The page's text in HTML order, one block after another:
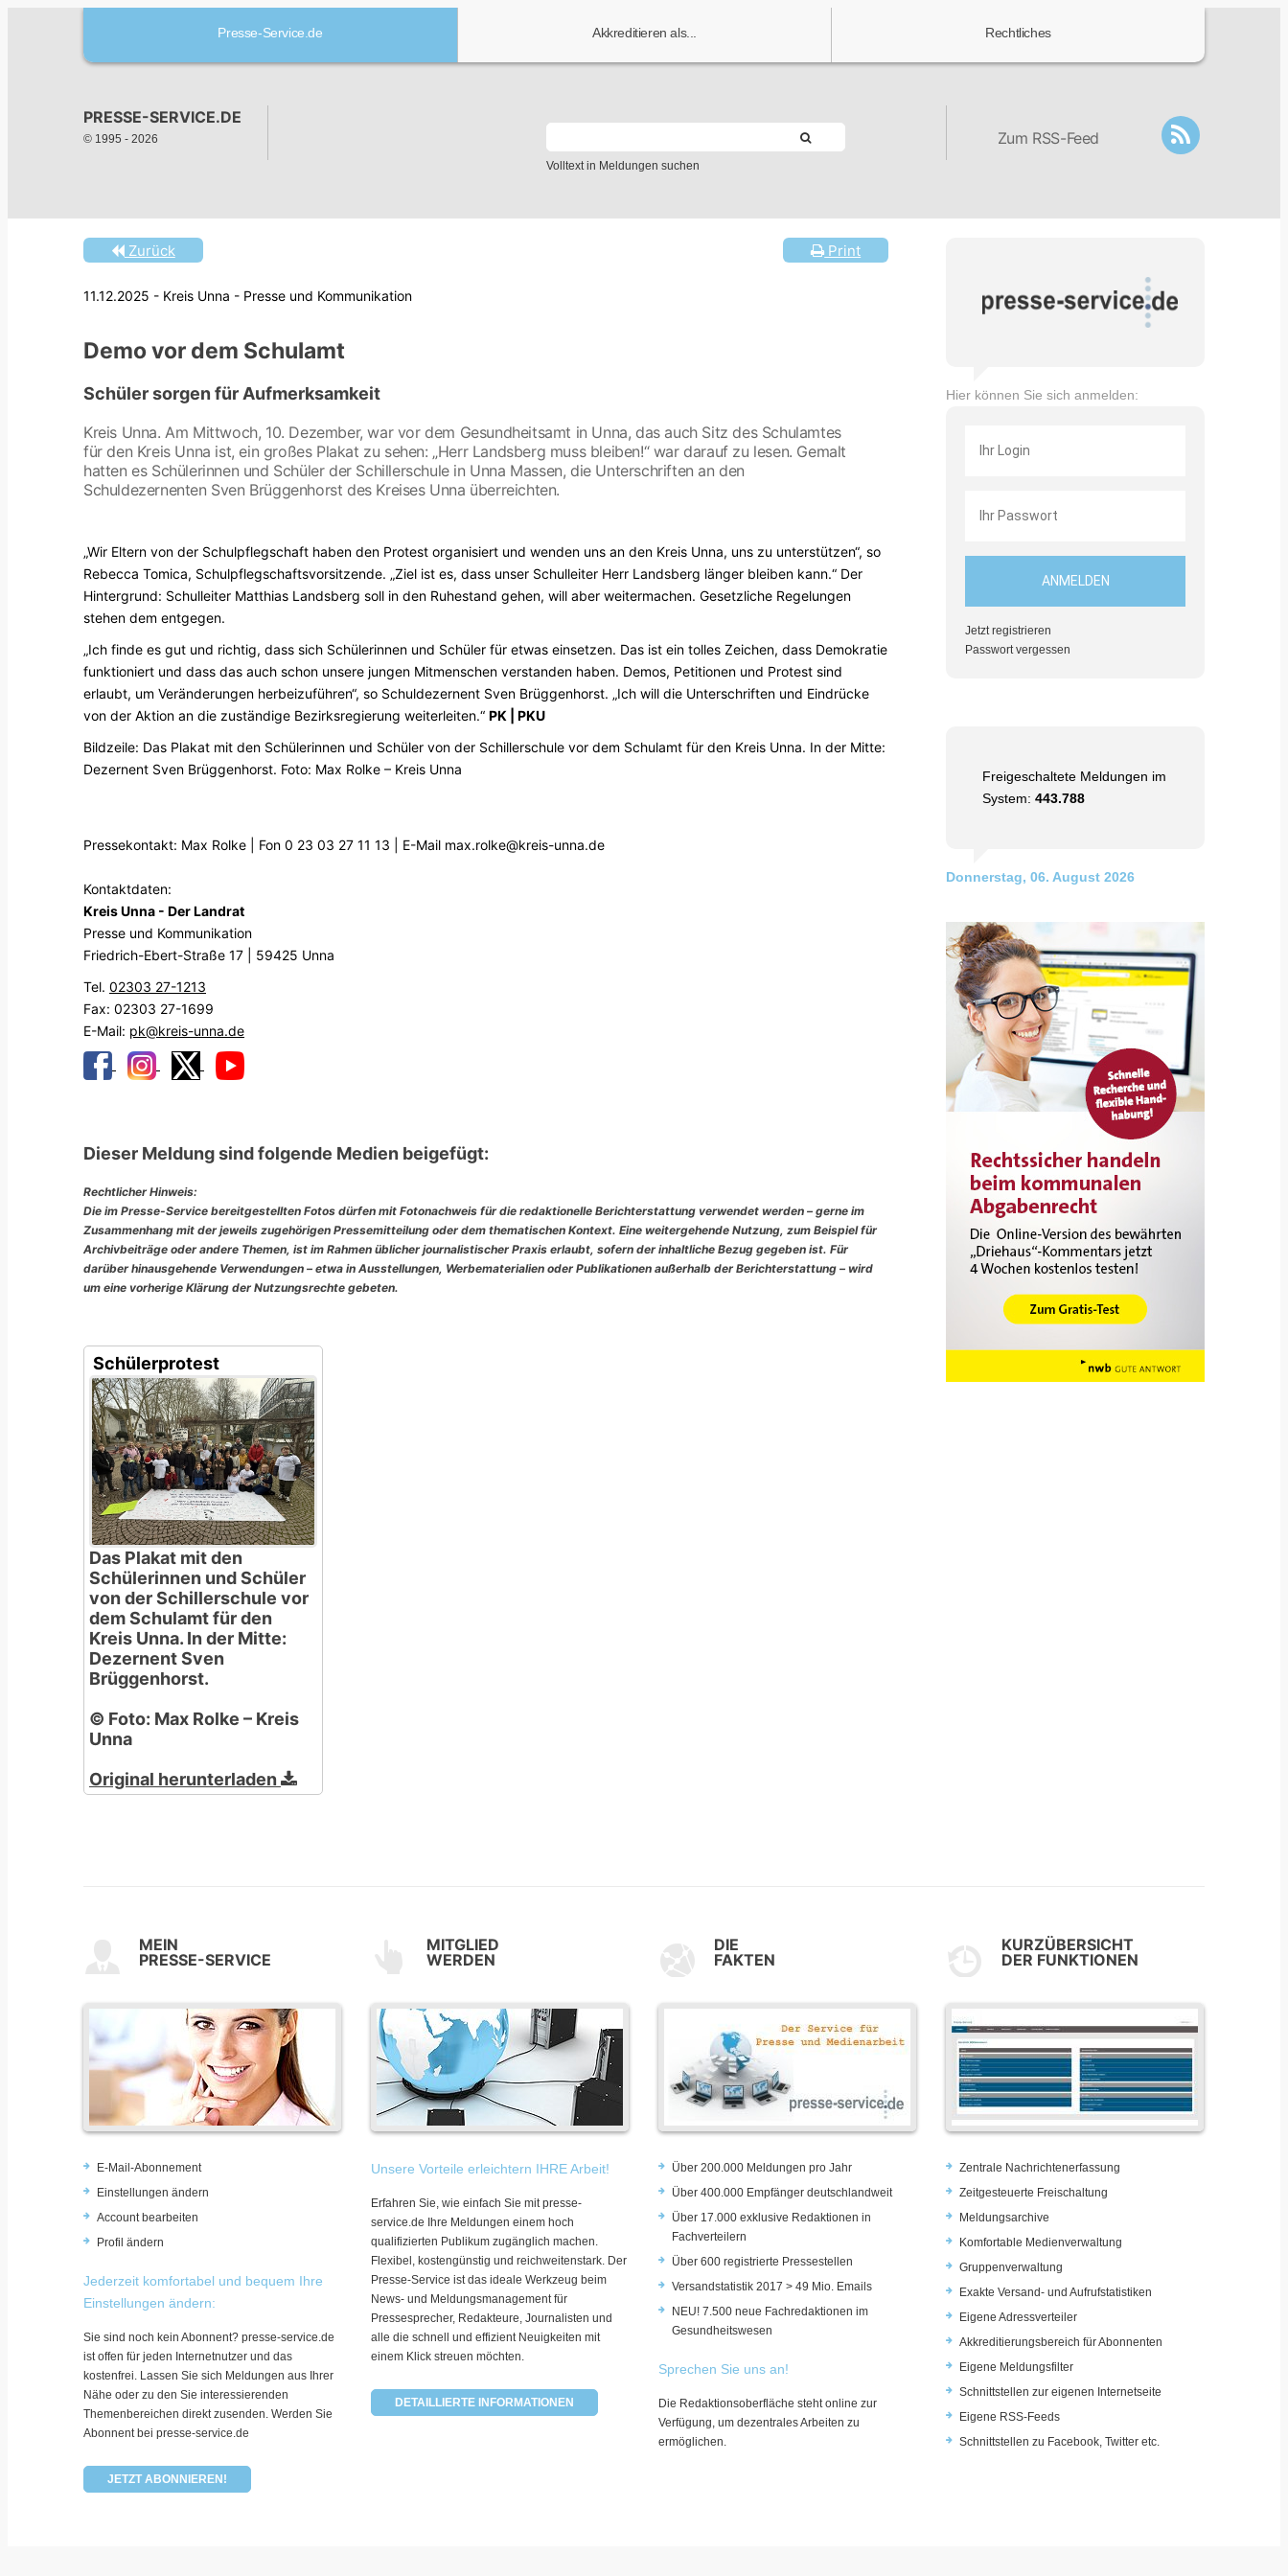
Presse-Service.de Akkreditieren als... Rechtliches
PRESSE-SERVICE.DE
© 1995 - 2026
Volltext in Meldungen suchen
Zum RSS-Feed
Print
Zurück
11.12.2025 - Kreis Unna - Presse und Kommunikation
Demo vor dem Schulamt
Schüler sorgen für Aufmerksamkeit
Kreis Unna. Am Mittwoch, 10. Dezember, war vor dem Gesundheitsamt in Unna, das auch Sitz des Schulamtes
für den Kreis Unna ist, ein großes Plakat zu sehen: „Herr Landsberg muss bleiben!“ war darauf zu lesen. Gemalt
hatten es Schülerinnen und Schüler der Schillerschule in Unna Massen, die Unterschriften an den
Schuldezernenten Sven Brüggenhorst des Kreises Unna überreichten.
„Wir Eltern von der Schulpflegschaft haben den Protest organisiert und wenden uns an den Kreis Unna, uns zu unterstützen“, so
Rebecca Tomica, Schulpflegschaftsvorsitzende. „Ziel ist es, dass unser Schulleiter Herr Landsberg länger bleiben kann.“ Der
Hintergrund: Schulleiter Matthias Landsberg soll in den Ruhestand gehen, will aber weitermachen. Gesetzliche Regelungen
stehen dem entgegen.
„Ich finde es gut und richtig, dass sich Schülerinnen und Schüler für etwas einsetzen. Das ist ein tolles Zeichen, dass Demokratie
funktioniert und dass das auch schon unsere jungen Mitmenschen verstanden haben. Demos, Petitionen und Protest sind
erlaubt, um Veränderungen herbeizuführen“, so Schuldezernent Sven Brüggenhorst. „Ich will die Unterschriften und Eindrücke
von der Aktion an die zuständige Bezirksregierung weiterleiten.“ PK | PKU
Bildzeile: Das Plakat mit den Schülerinnen und Schüler von der Schillerschule vor dem Schulamt für den Kreis Unna. In der Mitte:
Dezernent Sven Brüggenhorst. Foto: Max Rolke – Kreis Unna
Pressekontakt: Max Rolke | Fon 0 23 03 27 11 13 | E-Mail max.rolke@kreis-unna.de
Kontaktdaten:
Kreis Unna - Der Landrat
Presse und Kommunikation
Friedrich-Ebert-Straße 17 | 59425 Unna
Tel. 02303 27-1213
Fax: 02303 27-1699
E-Mail: pk@kreis-unna.de
Dieser Meldung sind folgende Medien beigefügt:
Rechtlicher Hinweis:
Die im Presse-Service bereitgestellten Fotos dürfen mit Fotonachweis für die redaktionelle Berichterstattung verwendet werden – gerne im
Zusammenhang mit der jeweils zugehörigen Pressemitteilung oder dem thematischen Kontext. Eine weitergehende Nutzung, zum Beispiel für
Archivbeiträge oder andere Themen, ist im Rahmen üblicher journalistischer Praxis erlaubt, sofern der inhaltliche Bezug gegeben ist. Für
darüber hinausgehende Verwendungen – etwa in Ausstellungen, Werbematerialien oder Publikationen außerhalb der Berichterstattung – wird
um eine vorherige Klärung der Nutzungsrechte gebeten.
Schülerprotest
Das Plakat mit den
Schülerinnen und Schüler
von der Schillerschule vor
dem Schulamt für den
Kreis Unna. In der Mitte:
Dezernent Sven
Brüggenhorst.
© Foto: Max Rolke – Kreis
Unna
Original herunterladen
Hier können Sie sich anmelden:
Jetzt registrieren
Passwort vergessen
Freigeschaltete Meldungen im
System: 443.788
Donnerstag, 06. August 2026
MEIN
PRESSE-SERVICE
E-Mail-Abonnement
Einstellungen ändern
Account bearbeiten
Profil ändern
Jederzeit komfortabel und bequem Ihre
Einstellungen ändern:
Sie sind noch kein Abonnent? presse-service.de
ist offen für jeden Internetnutzer und das
kostenfrei. Lassen Sie sich Meldungen aus Ihrer
Nähe oder zu den Sie interessierenden
Themenbereichen direkt zusenden. Werden Sie
Abonnent bei presse-service.de
JETZT ABONNIEREN!
MITGLIED
WERDEN
Unsere Vorteile erleichtern IHRE Arbeit!
Erfahren Sie, wie einfach Sie mit presse-
service.de Ihre Meldungen einem hoch
qualifizierten Publikum zugänglich machen.
Flexibel, kostengünstig und reichweitenstark. Der
Presse-Service ist das ideale Werkzeug beim
News- und Meldungsmanagement für
Pressesprecher, Redakteure, Journalisten und
alle die schnell und effizient Neuigkeiten mit
einem Klick streuen möchten.
DETAILLIERTE INFORMATIONEN
DIE
FAKTEN
Über 200.000 Meldungen pro Jahr
Über 400.000 Empfänger deutschlandweit
Über 17.000 exklusive Redaktionen in
Fachverteilern
Über 600 registrierte Pressestellen
Versandstatistik 2017 > 49 Mio. Emails
NEU! 7.500 neue Fachredaktionen im
Gesundheitswesen
Sprechen Sie uns an!
Die Redaktionsoberfläche steht online zur
Verfügung, um dezentrales Arbeiten zu
ermöglichen.
KURZÜBERSICHT
DER FUNKTIONEN
Zentrale Nachrichtenerfassung
Zeitgesteuerte Freischaltung
Meldungsarchive
Komfortable Medienverwaltung
Gruppenverwaltung
Exakte Versand- und Aufrufstatistiken
Eigene Adressverteiler
Akkreditierungsbereich für Abonnenten
Eigene Meldungsfilter
Schnittstellen zur eigenen Internetseite
Eigene RSS-Feeds
Schnittstellen zu Facebook, Twitter etc.